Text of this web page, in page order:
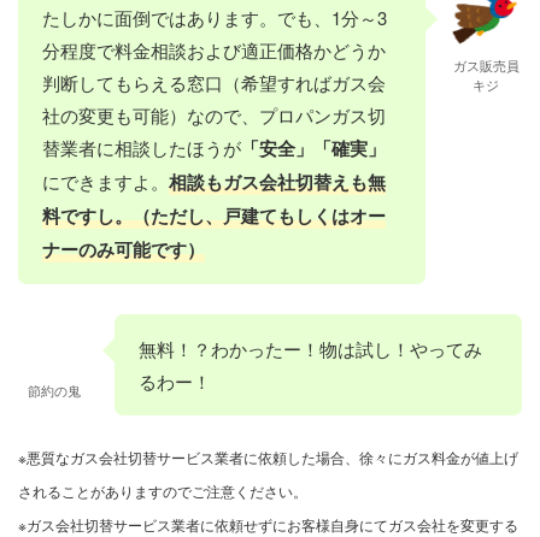
たしかに面倒ではあります。でも、1分～3
分程度で料金相談および適正価格かどうか
判断してもらえる窓口（希望すればガス会
社の変更も可能）なので、プロパンガス切
替業者に相談したほうが 「安全」「確実」
にできますよ。 相談もガス会社切替えも無
料ですし。（ただし、戸建てもしくはオー
ナーのみ可能です）
ガス販売員
キジ
節約の鬼
無料！？わかったー！物は試し！やってみ
るわー！
※悪質なガス会社切替サービス業者に依頼した場合、徐々にガス料金が値上げ
されることがありますのでご注意ください。
※ガス会社切替サービス業者に依頼せずにお客様自身にてガス会社を変更する